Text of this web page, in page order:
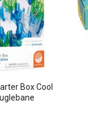
Box Cool